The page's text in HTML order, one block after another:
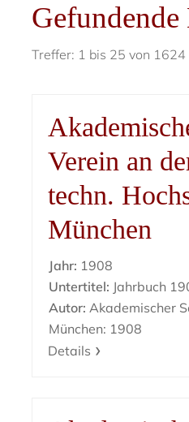
Gefundende
Treffer: 1 bis 25 von 1624
Verein an
techn.
München
Jahr: 1908
Untertitel: Jahrbuch
Autor: Akademischer
München: 1908
Details